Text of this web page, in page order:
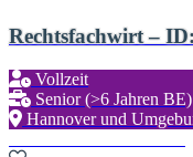
Rechtsfachwirt –
Vollzeit
Senior (>6 Jahren BE)
Hannover und